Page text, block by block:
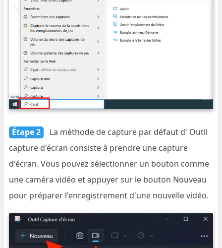
Étape 2
La méthode de capture par défaut d' Outil
capture d'écran consiste à prendre une capture
d'écran. Vous pouvez sélectionner un bouton comme
une caméra vidéo et appuyer sur le bouton Nouveau
pour préparer l'enregistrement d'une nouvelle vidéo.